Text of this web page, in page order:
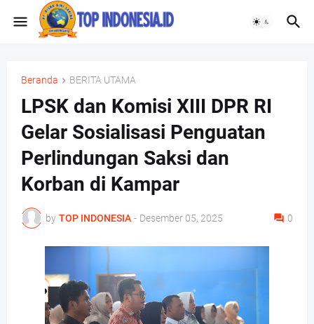
Beranda BERITA UTAMA
LPSK dan Komisi XIII DPR RI
Gelar Sosialisasi Penguatan
Perlindungan Saksi dan
Korban di Kampar
by TOP INDONESIA - Desember 05, 2025 0